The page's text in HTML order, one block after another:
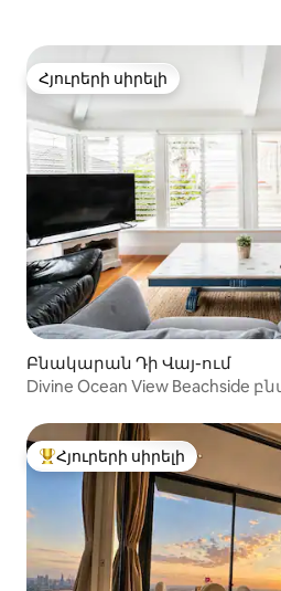
Հյուրերի սիրելի
Հյուրերի սիրելի
Բնակարան Դի Վայ-ում
Divine Ocean View Beachside
Հյուրերի սիրելի լավագույն
Հյուրերի սիրելի